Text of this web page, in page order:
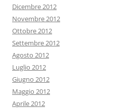
Dicembre 2012
Novembre 2012
Ottobre 2012
Settembre 2012
Agosto 2012
Luglio 2012
Giugno 2012
Maggio 2012
Aprile 2012